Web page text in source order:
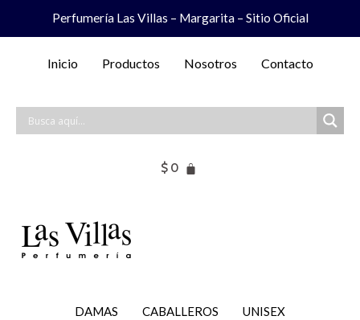
Perfumería Las Villas – Margarita – Sitio Oficial
Inicio Productos Nosotros Contacto
$ 0
DAMAS CABALLEROS UNISEX